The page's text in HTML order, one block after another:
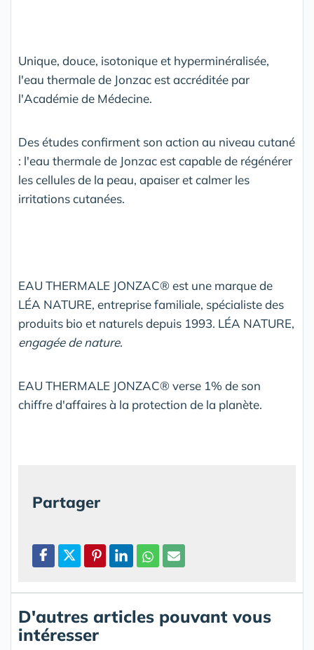
Unique, douce, isotonique et hyperminéralisée,
l'eau thermale de Jonzac est accréditée par
l'Académie de Médecine.
Des études confirment son action au niveau cutané
: l'eau thermale de Jonzac est capable de régénérer
les cellules de la peau, apaiser et calmer les
irritations cutanées.
EAU THERMALE JONZAC® est une marque de
LÉA NATURE, entreprise familiale, spécialiste des
produits bio et naturels depuis 1993. LÉA NATURE,
engagée de nature.
EAU THERMALE JONZAC® verse 1% de son
chiffre d'affaires à la protection de la planète.
Partager
D'autres articles pouvant vous
intéresser